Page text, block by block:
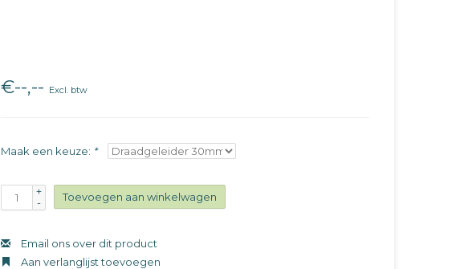
€--,-- Excl. btw
Maak een keuze: *
+
-
Toevoegen aan winkelwagen
Email ons over dit product
Aan verlanglijst toevoegen